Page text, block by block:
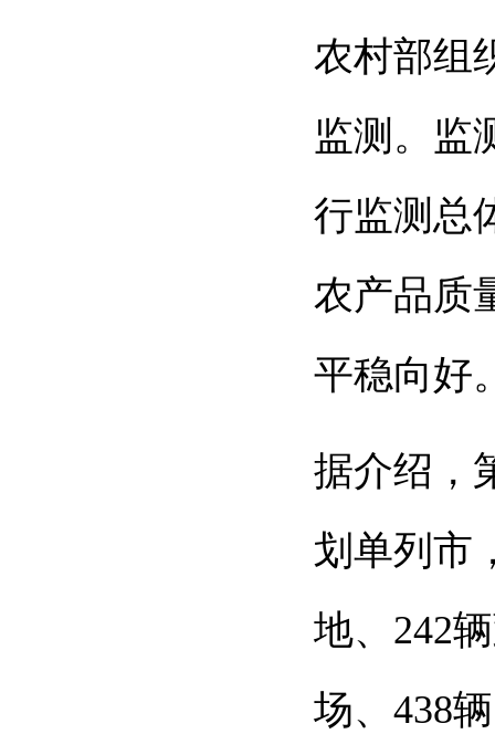
农村部组
监测。监
行监测总
农产品质
平稳向好
据介绍，
划单列市
地、 242
场、 438